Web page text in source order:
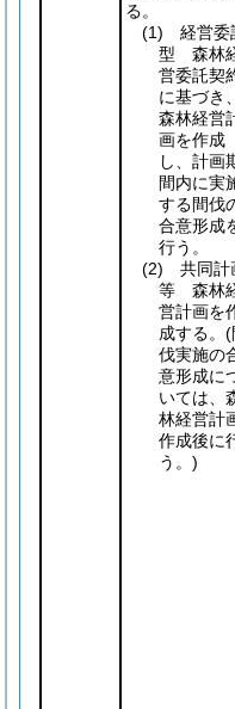
る。
(1) 経営委
型 森林
営委託契
に基づき、
森林経営
画を作成
し、計画
間内に実
する間伐
合意形成
行う。
(2) 共同計
等 森林
営計画を
成する。 (
伐実施の
意形成に
いては、
林経営計
作成後に
う。)